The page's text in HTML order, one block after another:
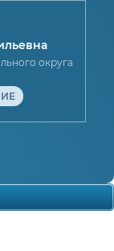
округа